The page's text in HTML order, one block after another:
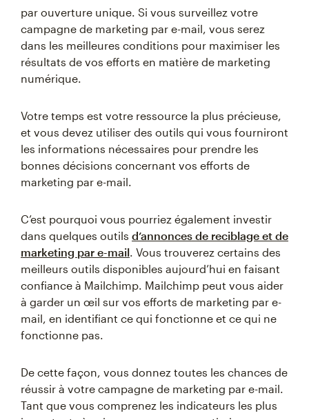
par ouverture unique. Si vous surveillez votre
campagne de marketing par e-mail, vous serez
dans les meilleures conditions pour maximiser les
résultats de vos efforts en matière de marketing
numérique.
Votre temps est votre ressource la plus précieuse,
et vous devez utiliser des outils qui vous fourniront
les informations nécessaires pour prendre les
bonnes décisions concernant vos efforts de
marketing par e-mail.
C’est pourquoi vous pourriez également investir
dans quelques outils d’annonces de reciblage et de
marketing par e-mail. Vous trouverez certains des
meilleurs outils disponibles aujourd’hui en faisant
confiance à Mailchimp. Mailchimp peut vous aider
à garder un œil sur vos efforts de marketing par e-
mail, en identifiant ce qui fonctionne et ce qui ne
fonctionne pas.
De cette façon, vous donnez toutes les chances de
réussir à votre campagne de marketing par e-mail.
Tant que vous comprenez les indicateurs les plus